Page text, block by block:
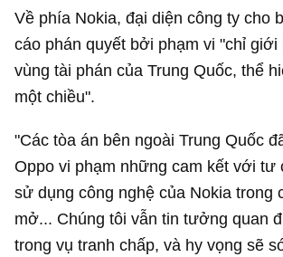
Về phía Nokia, đại diện công ty cho
cáo phán quyết bởi phạm vi "chỉ giới
vùng tài phán của Trung Quốc, thể
một chiều".
"Các tòa án bên ngoài Trung Quốc
Oppo vi phạm những cam kết với tư
sử dụng công nghệ của Nokia trong
mở... Chúng tôi vẫn tin tưởng quan
trong vụ tranh chấp, và hy vọng sẽ